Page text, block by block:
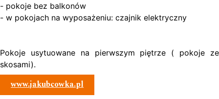
- pokoje bez balkonów
- w pokojach na wyposażeniu: czajnik elektryczny
Pokoje usytuowane na pierwszym piętrze ( pokoje ze
skosami).
www.jakubcowka.pl